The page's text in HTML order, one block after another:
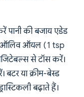
पानी की बजाय एडेड
ऑलिव ऑयल (1 tsp
से टॉस करें।
बटर या क्रीम-बेस्ड
बढ़ाते हैं।